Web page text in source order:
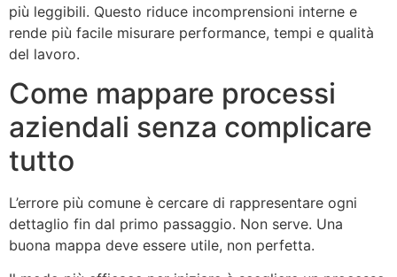
più leggibili. Questo riduce incomprensioni interne e
rende più facile misurare performance, tempi e qualità
del lavoro.
Come mappare processi
aziendali senza complicare
tutto
L’errore più comune è cercare di rappresentare ogni
dettaglio fin dal primo passaggio. Non serve. Una
buona mappa deve essere utile, non perfetta.